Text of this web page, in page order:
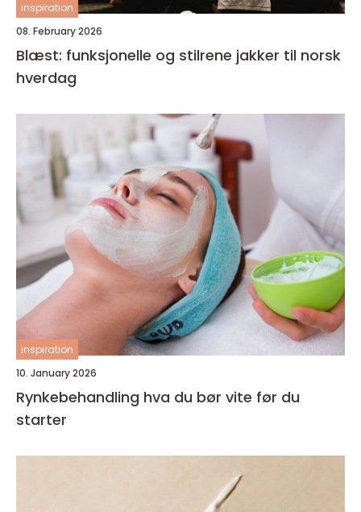
inspiration
08. February 2026
Blæst: funksjonelle og stilrene jakker til norsk
hverdag
inspiration
10. January 2026
Rynkebehandling hva du bør vite før du
starter